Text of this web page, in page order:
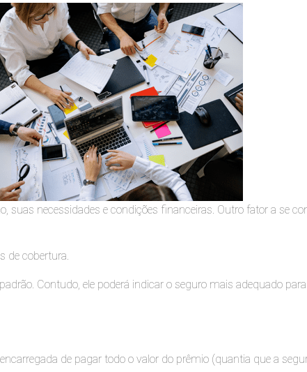
necessidades e condições financeiras. Outro fator a se
de cobertura.
Contudo, ele poderá indicar o seguro mais adequado
de pagar todo o valor do prêmio (quantia que a